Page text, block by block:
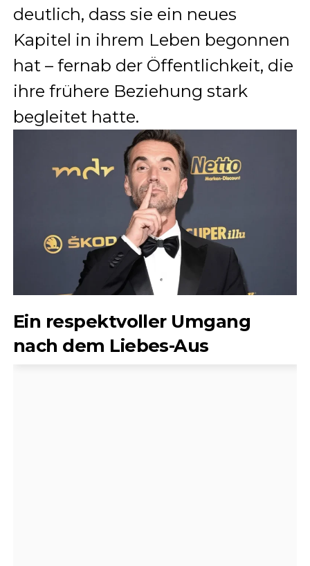
deutlich, dass sie ein neues
Kapitel in ihrem Leben begonnen
hat – fernab der Öffentlichkeit, die
ihre frühere Beziehung stark
begleitet hatte.
Ein respektvoller Umgang
nach dem Liebes-Aus